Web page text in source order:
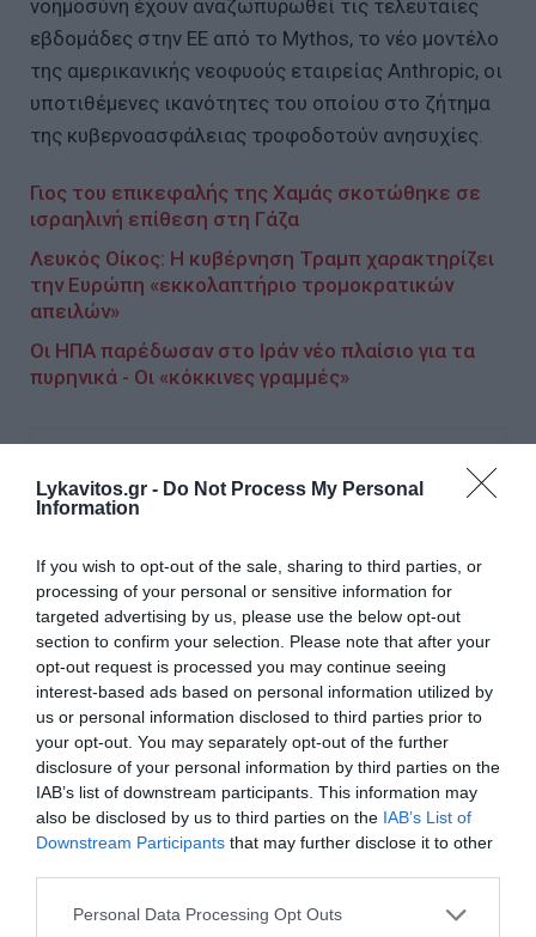
Lykavitos.gr - Do Not Process My Personal
Information
If you wish to opt-out of the sale, sharing to third parties, or
processing of your personal or sensitive information for
targeted advertising by us, please use the below opt-out
section to confirm your selection. Please note that after your
opt-out request is processed you may continue seeing
interest-based ads based on personal information utilized by
us or personal information disclosed to third parties prior to
your opt-out. You may separately opt-out of the further
disclosure of your personal information by third parties on the
IAB’s list of downstream participants. This information may
also be disclosed by us to third parties on the IAB’s List of
Downstream Participants that may further disclose it to other
Please note that this website/app uses one or more Google
Personal Data Processing Opt Outs
νοημοσύνη έχουν αναζωπυρωθεί τις τελευταίες
εβδομάδες στην ΕΕ από το Mythos, το νέο μοντέλο
της αμερικανικής νεοφυούς εταιρείας Anthropic, οι
υποτιθέμενες ικανότητες του οποίου στο ζήτημα
της κυβερνοασφάλειας τροφοδοτούν ανησυχίες.
Γιος του επικεφαλής της Χαμάς σκοτώθηκε σε
ισραηλινή επίθεση στη Γάζα
Λευκός Οίκος: Η κυβέρνηση Τραμπ χαρακτηρίζει
την Ευρώπη «εκκολαπτήριο τρομοκρατικών
απειλών»
Οι ΗΠΑ παρέδωσαν στο Ιράν νέο πλαίσιο για τα
πυρηνικά - Οι «κόκκινες γραμμές»
στο Google News
ειδήσεις
Ροή ειδήσεων
Χανιά: 17χρονη κατήγγειλε ότι 24χρονος την κλείδωσε σε
σπίτι – Συνελήφθη για ενδοοικογενειακή βία
Κολομβία: 1 δισ. δολάρια από τις ΗΠΑ στον νέο
φιλοτραμπικό πρόεδρο – «Αμείλικτος πόλεμος» στα
καρτέλ
συγκρούστηκε με αυτοκίνητο – Δύο αστυνομικοί